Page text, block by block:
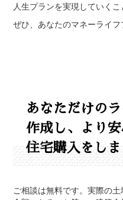
人生プランを実現していくこ
ぜひ、あなたのマネーライフ
あなただけの
作成し、より
住宅購入をし
ご相談は無料です。実際の